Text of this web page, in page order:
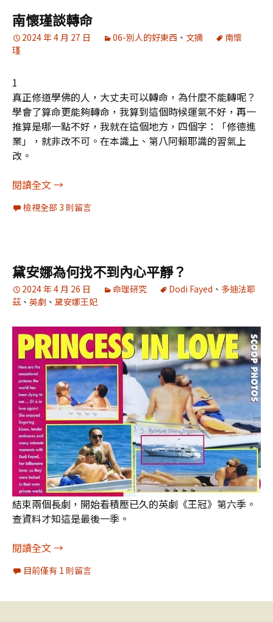
南懷瑾談轉命
2024 年 4 月 27 日 06-別人的好東西 、 文摘
南懷
瑾
1
真正修道學佛的人，大丈夫可以轉命，為什麼不能轉呢？
學會了算命更能夠轉命，我算到這個時候運氣不好，再一
推算是哪一點不好，我就在這個地方，四個字：「修德進
業」，就非改不可。在本識上、第八阿賴耶識的習氣上
改。
閱讀全文南懷瑾談轉命
→
檢視全部 3 則留言
黛安娜為何找不到內心平靜？
2024 年 4 月 26 日 命理研究 Dodi Fayed 、 多迪法耶
茲 、 英劇 、 黛安娜王妃
結束兩個長劇，開始看積壓已久的英劇《王冠》第六季。
查資料才知這是最後一季。
閱讀全文黛安娜為何找不到內心平靜？
→
目前僅有 1 則留言